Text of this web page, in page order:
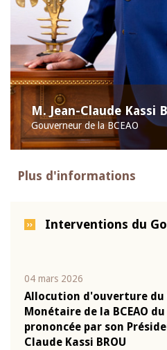
M. Jean-Claude Kassi
Gouverneur de la BCEAO
Plus d'informations
Interventions du
04 mars 2026
Allocution d'ouverture
Monétaire de la BCEAO
prononcée par son
Claude Kassi BROU